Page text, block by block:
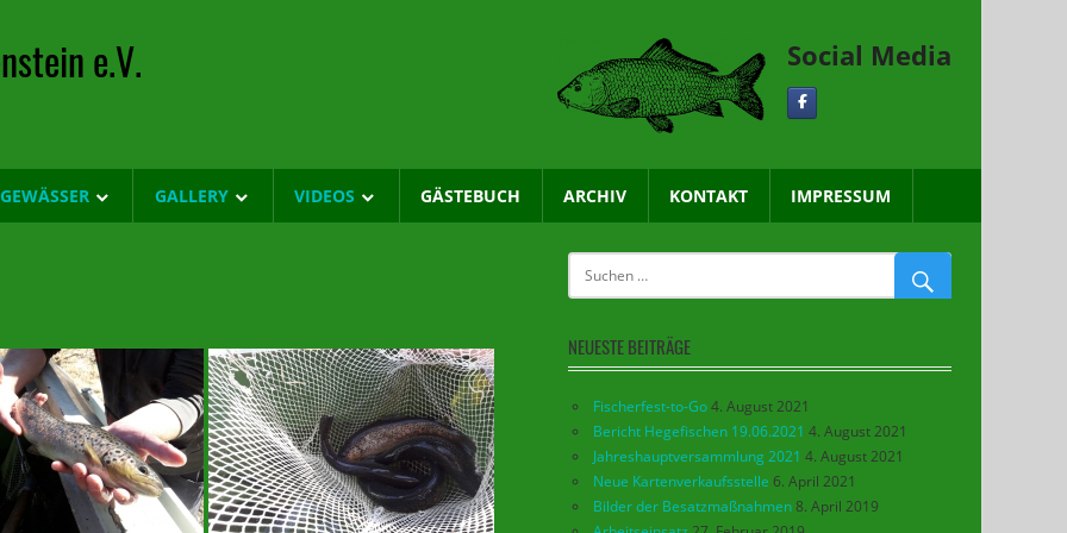
e.V. Social Media
GALLERY VIDEOS GÄSTEBUCH ARCHIV KONTAKT IMPRESSUM
NEUESTE BEITRÄGE
Fischerfest-to-Go4. August 2021
Bericht Hegefischen 19.06.2021 4. August 2021
Jahreshauptversammlung 2021 4. August 2021
Neue Kartenverkaufsstelle 6. April 2021
Bilder der Besatzmaßnahmen8. April 2019